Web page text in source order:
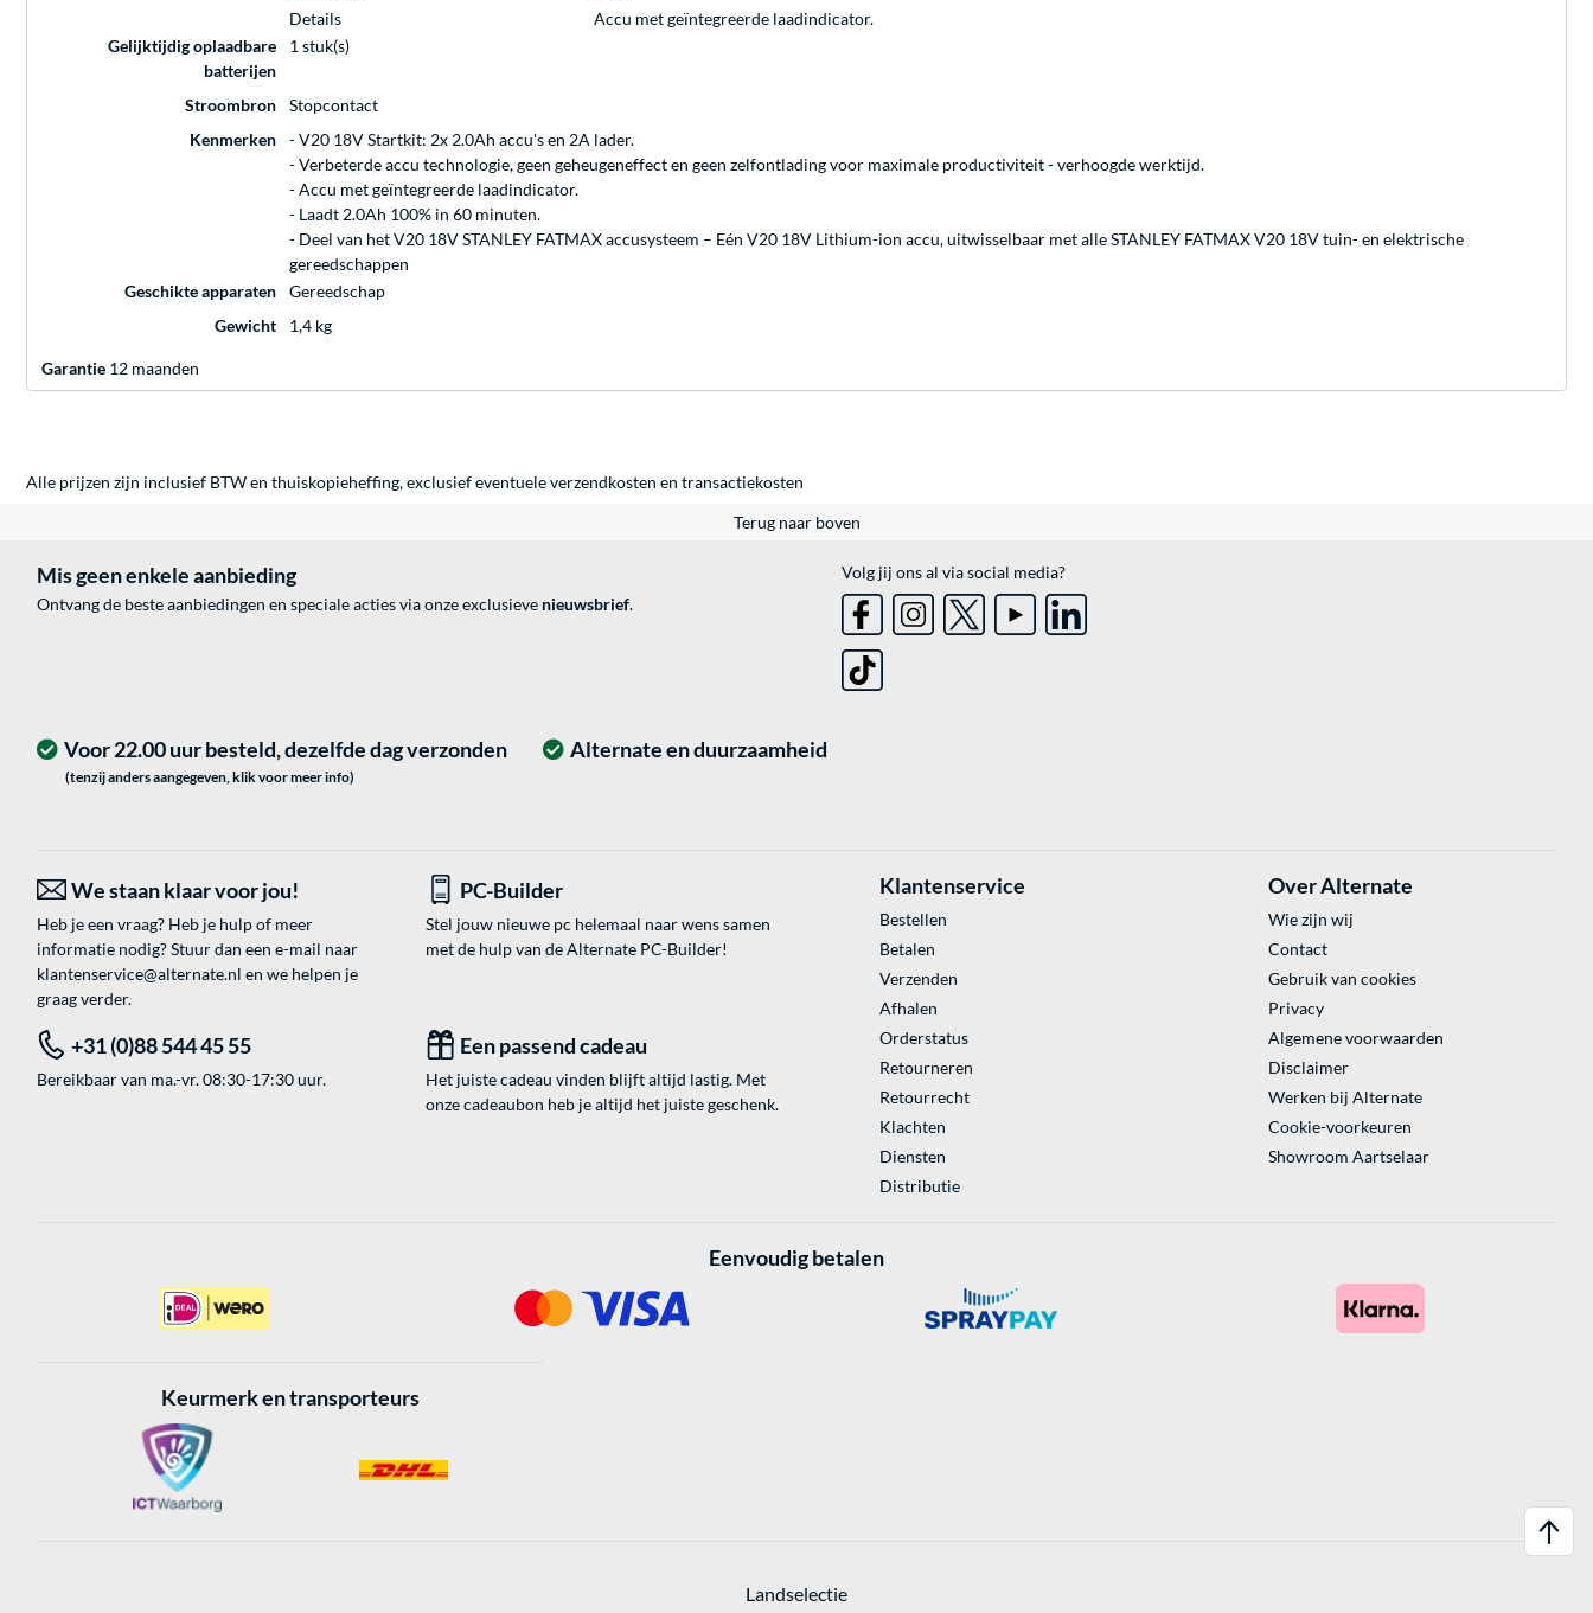
Details
Accu met geïntegreerde laadindicator.
Gelijktijdig oplaadbare
batterijen
1 stuk(s)
Stroombron
Stopcontact
Kenmerken
- V20 18V Startkit: 2x 2.0Ah accu's en 2A lader.
- Verbeterde accu technologie, geen geheugeneffect en geen zelfontlading voor maximale productiviteit - verhoogde werktijd.
- Accu met geïntegreerde laadindicator.
- Laadt 2.0Ah 100% in 60 minuten.
- Deel van het V20 18V STANLEY FATMAX accusysteem – Eén V20 18V Lithium-ion accu, uitwisselbaar met alle STANLEY FATMAX V20 18V tuin- en elektrische
gereedschappen
Geschikte apparaten
Gereedschap
Gewicht
1,4 kg
Garantie 12 maanden
Alle prijzen zijn inclusief BTW en thuiskopieheffing, exclusief eventueleverzendkosten en transactiekosten
Terug naar boven
Mis geen enkele aanbieding
Ontvang de beste aanbiedingen en speciale acties via onze exclusieve nieuwsbrief.
Volg jij ons al via social media?
Alternate en duurzaamheid
Voor 22.00 uur besteld, dezelfde dag verzonden
(tenzij anders aangegeven, klik voor meer info)
We staan klaar voor jou!
Heb je een vraag? Heb je hulp of meer
informatie nodig? Stuur dan een e-mail naar
klantenservice@alternate.nl en we helpen je
graag verder.
PC-Builder
Stel jouw nieuwe pc helemaal naar wens samen
met de hulp van de Alternate PC-Builder!
+31 (0)88 544 45 55
Bereikbaar van ma.-vr. 08:30-17:30 uur.
Een passend cadeau
Het juiste cadeau vinden blijft altijd lastig. Met
onze cadeaubon heb je altijd het juiste geschenk.
Klantenservice
Bestellen
Betalen
Verzenden
Afhalen
Orderstatus
Retourneren
Retourrecht
Klachten
Diensten
Distributie
Over Alternate
Wie zijn wij
Contact
Gebruik van cookies
Privacy
Algemene voorwaarden
Disclaimer
Werken bij Alternate
Cookie-voorkeuren
Showroom Aartselaar
Eenvoudig betalen
Keurmerk en transporteurs
Landselectie